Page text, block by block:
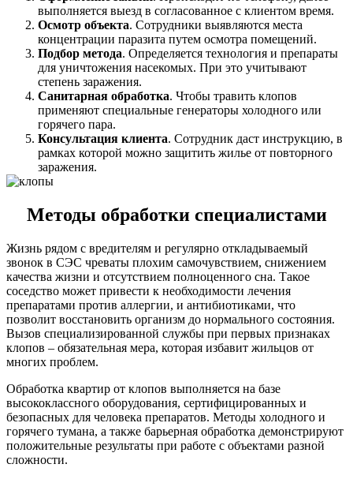
выполняется выезд в согласованное с клиентом время.
Осмотр объекта. Сотрудники выявляются места
концентрации паразита путем осмотра помещений.
Подбор метода. Определяется технология и препараты
для уничтожения насекомых. При это учитывают
степень заражения.
Санитарная обработка. Чтобы травить клопов
применяют специальные генераторы холодного или
горячего пара.
Консультация клиента. Сотрудник даст инструкцию, в
рамках которой можно защитить жилье от повторного
заражения.
Методы обработки специалистами
Жизнь рядом с вредителям и регулярно откладываемый
звонок в СЭС чреваты плохим самочувствием, снижением
качества жизни и отсутствием полноценного сна. Такое
соседство может привести к необходимости лечения
препаратами против аллергии, и антибиотиками, что
позволит восстановить организм до нормального состояния.
Вызов специализированной службы при первых признаках
клопов – обязательная мера, которая избавит жильцов от
многих проблем.
Обработка квартир от клопов выполняется на базе
высококлассного оборудования, сертифицированных и
безопасных для человека препаратов. Методы холодного и
горячего тумана, а также барьерная обработка демонстрируют
положительные результаты при работе с объектами разной
сложности.